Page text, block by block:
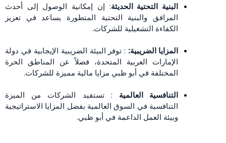
البنية التحتية الحديثة: إن إمكانية الوصول إلى أحدث
المرافق والبنية التحتية المتطورة يساعد في تعزيز
الكفاءة التشغيلية للشركات.
المزايا الضريبية: : توفر البيئة الضريبية الإيجابية في دولة
الإمارات العربية المتحدة، فضلاً عن المناطق الحرة
المختلفة في أبو ظبي مزايا مالية مميزة للشركات.
التنافسية العالمية : تستفيد الشركات من الميزة
التنافسية في السوق العالمية بفضل المزايا الاستراتيجية
وبيئة العمل الداعمة في أبو ظبي.